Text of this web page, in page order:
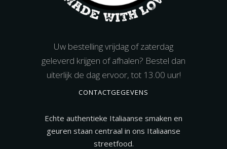
Uw bestelling vrijdag of zaterdag
geleverd krijgen of afhalen? Bestel dan
uiterlijk de dag ervoor, tot 13.00 uur!
CONTACTGEGEVENS
Echte authentieke Italiaanse smaken en
geuren staan centraal in ons Italiaanse
streetfood.